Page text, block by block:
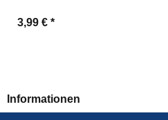
3,99 € *
Informationen